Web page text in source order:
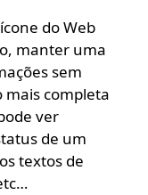
do Web
manter uma
sem
mais completa
ver
de um
textos de